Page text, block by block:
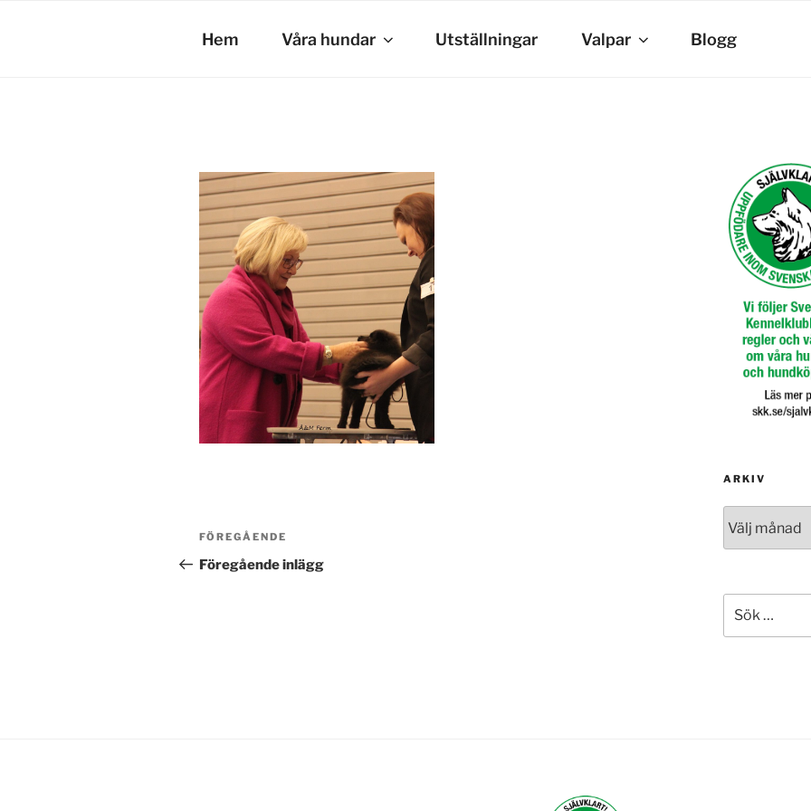
Hem Våra hundar Utställningar Valpar Blogg
Inläggsnavigering
Föregående
inlägg
FÖREGÅENDE
Föregående inlägg
ARKIV
efter: